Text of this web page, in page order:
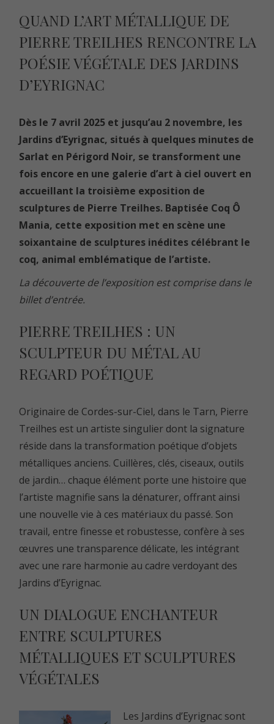
QUAND L’ART MÉTALLIQUE DE
PIERRE TREILHES RENCONTRE LA
POÉSIE VÉGÉTALE DES JARDINS
D’EYRIGNAC
Dès le 7 avril 2025 et jusqu’au 2 novembre, les
Jardins d’Eyrignac, situés à quelques minutes de
Sarlat en Périgord Noir, se transforment une
fois encore en une galerie d’art à ciel ouvert en
accueillant la troisième exposition de
sculptures de Pierre Treilhes. Baptisée Coq Ô
Mania, cette exposition met en scène une
soixantaine de sculptures inédites célébrant le
coq, animal emblématique de l’artiste.
La découverte de l’exposition est comprise dans le
billet d’entrée.
PIERRE TREILHES : UN
SCULPTEUR DU MÉTAL AU
REGARD POÉTIQUE
Originaire de Cordes-sur-Ciel, dans le Tarn, Pierre
Treilhes est un artiste singulier dont la signature
réside dans la transformation poétique d’objets
métalliques anciens. Cuillères, clés, ciseaux, outils
de jardin… chaque élément porte une histoire que
l’artiste magnifie sans la dénaturer, offrant ainsi
une nouvelle vie à ces matériaux du passé. Son
travail, entre finesse et robustesse, confère à ses
œuvres une transparence délicate, les intégrant
avec une rare harmonie au cadre verdoyant des
Jardins d’Eyrignac.
UN DIALOGUE ENCHANTEUR
ENTRE SCULPTURES
MÉTALLIQUES ET SCULPTURES
VÉGÉTALES
Les Jardins d’Eyrignac sont